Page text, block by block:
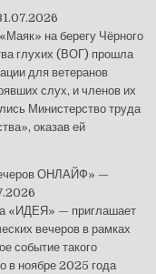
на берегу Чёрного
глухих (ВОГ) прошла
для ветеранов
слух, и членов их
Министерство труда
оказав ей
ОНЛАЙФ» —
«ИДЕЯ» — приглашает
вечеров в рамках
событие такого
в ноябре 2025 года